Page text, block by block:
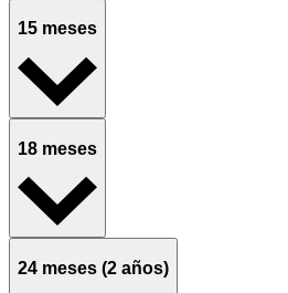
15 meses
18 meses
24 meses (2 años)